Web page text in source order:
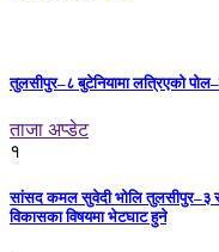
तुलसीपुर–८ बुटेनियामा लत्रिएको
ताजा अप्डेट
१
सांसद कमल सुवेदी भोलि तुलसीपुर–३
विकासका विषयमा भेटघाट हुने